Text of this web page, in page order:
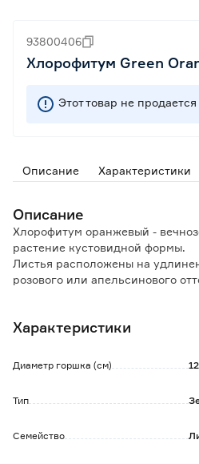
93800406
Хлорофитум Green
Этот товар не
Описание Характеристики
Описание
Хлорофитум оранжевый -
растение кустовидной формы.
Листья расположены на
розового или апельсинового
В летний период рекомендуется
Характеристики
Диаметр горшка (см) 12
Тип
Семейство